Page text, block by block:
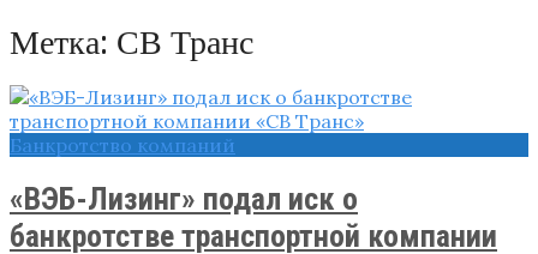
Метка: СВ Транс
Банкротство компаний
«ВЭБ-Лизинг» подал иск о
банкротстве транспортной компании